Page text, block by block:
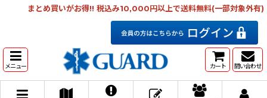
まとめ買いがお得!! 税込み10,000円以上で送料無料(一部対象外有)
メニュー カート 問い合わせ